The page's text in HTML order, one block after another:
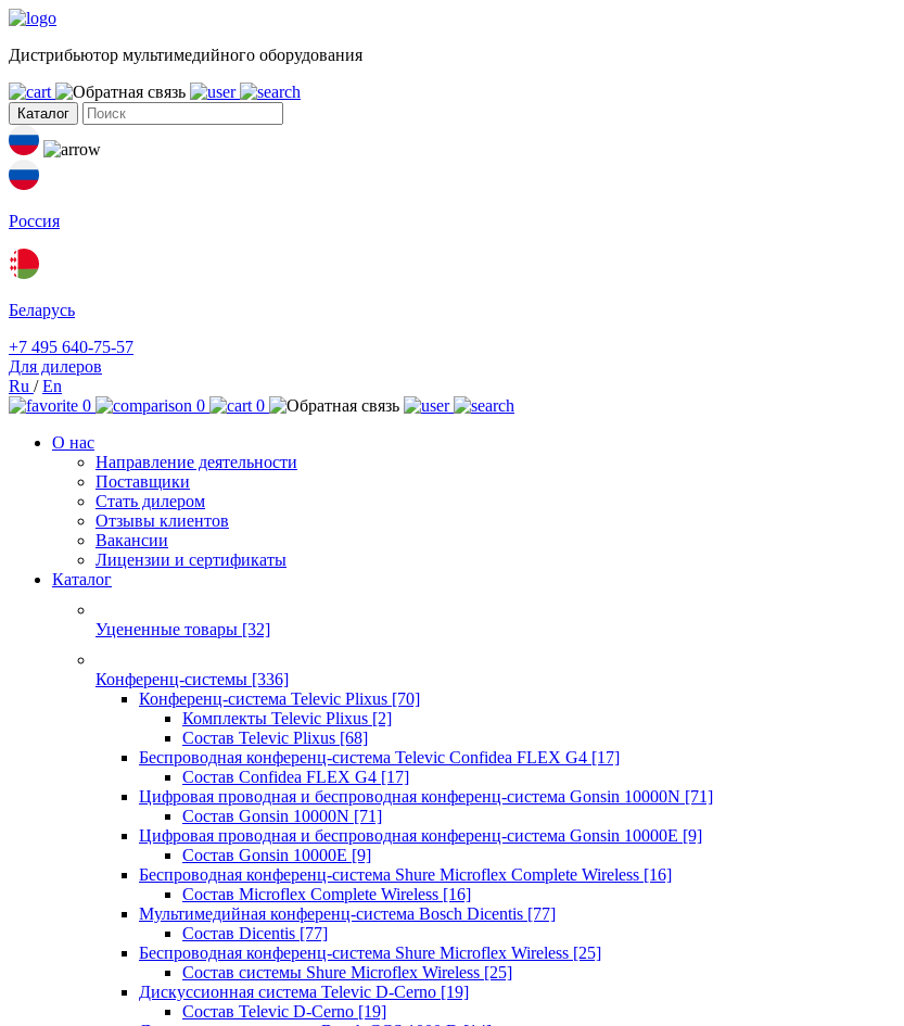
Дистрибьютор мультимедийного оборудования
Каталог
Россия
Беларусь
+7 495 640-75-57
Для дилеров
Ru /En
0
0
0
О нас
Направление деятельности
Поставщики
Стать дилером
Отзывы клиентов
Вакансии
Лицензии и сертификаты
Каталог
Уцененные товары [32]
Конференц-системы [336]
Конференц-система Televic Plixus [70]
Комплекты Televic Plixus [2]
Состав Televic Plixus [68]
Беспроводная конференц-система Televic Confidea FLEX G4 [17]
Состав Confidea FLEX G4 [17]
Цифровая проводная и беспроводная конференц-система Gonsin 10000N [71]
Состав Gonsin 10000N [71]
Цифровая проводная и беспроводная конференц-система Gonsin 10000E [9]
Состав Gonsin 10000E [9]
Беспроводная конференц-система Shure Microflex Complete Wireless [16]
Состав Microflex Complete Wireless [16]
Мультимедийная конференц-система Bosch Dicentis [77]
Состав Dicentis [77]
Беспроводная конференц-система Shure Microflex Wireless [25]
Состав системы Shure Microflex Wireless [25]
Дискуссионная система Televic D-Cerno [19]
Состав Televic D-Cerno [19]